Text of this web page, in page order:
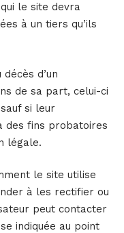
le site devra
à un tiers qu’ils
d’un
de sa part, celui-ci
si leur
des fins probatoires
légale.
le site utilise
à les rectifier ou
peut contacter
indiquée au point